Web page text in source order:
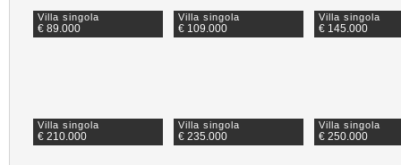
Villa singola
€ 89.000
Villa singola
€ 109.000
Villa singola
€ 145.000
Villa singola
€ 210.000
Villa singola
€ 235.000
Villa singola
€ 250.000